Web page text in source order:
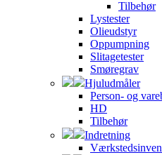
Tilbehør
Lystester
Olieudstyr
Oppumpning
Slitagetester
Smøregrav
Hjuludmåler
Person- og
HD
Tilbehør
Indretning